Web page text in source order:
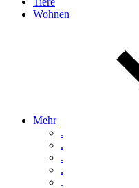
Wohnen
Mehr
.
.
.
.
.